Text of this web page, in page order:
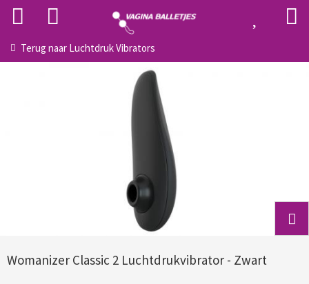
Terug naar Luchtdruk Vibrators
Womanizer Classic 2 Luchtdrukvibrator - Zwart